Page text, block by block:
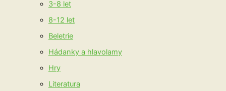
3-8 let
8-12 let
Beletrie
Hádanky a hlavolamy
Hry
Literatura